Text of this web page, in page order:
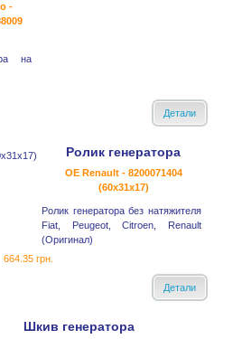
-
на
Детали
Ролик генератора
OE Renault - 8200071404
(60x31x17)
Ролик генератора без натяжителя
Fiat, Peugeot, Citroen, Renault
(Оригинал)
664.35 грн.
Детали
Шкив генератора